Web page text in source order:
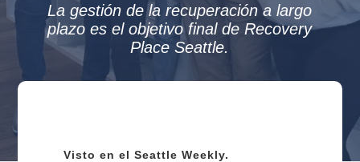
La gestión de la recuperación a largo
plazo es el objetivo final de Recovery
Place Seattle.
Visto en el Seattle Weekly.